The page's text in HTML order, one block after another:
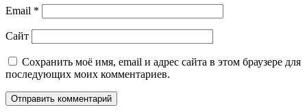
Email *
Сайт
Сохранить моё имя, email и адрес сайта в этом браузере для
последующих моих комментариев.